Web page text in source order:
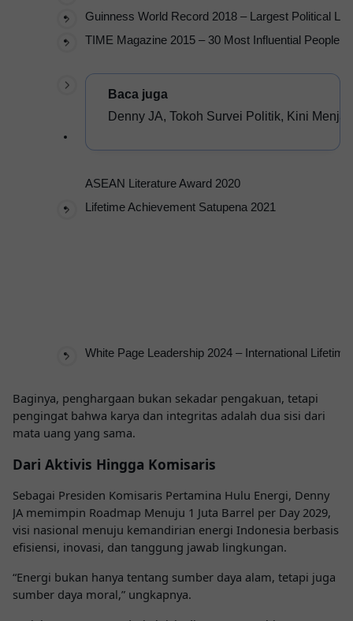
Guinness World Record 2018 – Largest Political
TIME Magazine 2015 – 30 Most Influential People
Baca juga
Denny JA, Tokoh Survei Politik, Kini
ASEAN Literature Award 2020
Lifetime Achievement Satupena 2021
White Page Leadership 2024 – International
Baginya, penghargaan bukan sekadar pengakuan, tetapi
pengingat bahwa karya dan integritas adalah dua sisi dari
mata uang yang sama.
Dari Aktivis Hingga Komisaris
Sebagai Presiden Komisaris Pertamina Hulu Energi, Denny
JA memimpin Roadmap Menuju 1 Juta Barrel per Day 2029,
visi nasional menuju kemandirian energi Indonesia berbasis
efisiensi, inovasi, dan tanggung jawab lingkungan.
“Energi bukan hanya tentang sumber daya alam, tetapi juga
sumber daya moral,” ungkapnya.